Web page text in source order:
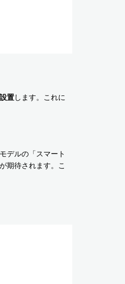
置します。これに
デルの「スマート
が期待されます。こ